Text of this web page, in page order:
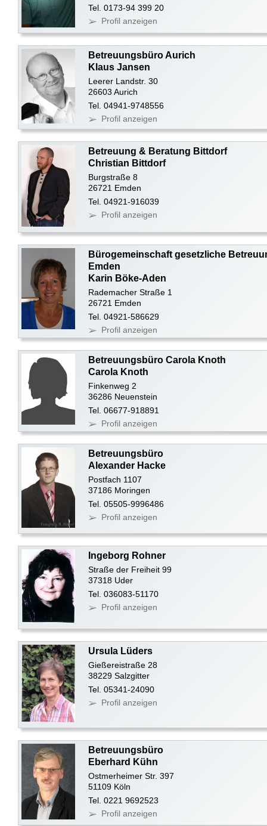
Tel. 0173-94 399 20
Profil anzeigen
Betreuungsbüro Aurich
Klaus Jansen
Leerer Landstr. 30
26603 Aurich
Tel. 04941-9748556
Profil anzeigen
Betreuung & Beratung Bittdorf
Christian Bittdorf
Burgstraße 8
26721 Emden
Tel. 04921-916039
Profil anzeigen
Bürogemeinschaft gesetzliche
Emden
Karin Böke-Aden
Rademacher Straße 1
26721 Emden
Tel. 04921-586629
Profil anzeigen
Betreuungsbüro Carola Knoth
Carola Knoth
Finkenweg 2
36286 Neuenstein
Tel. 06677-918891
Profil anzeigen
Betreuungsbüro
Alexander Hacke
Postfach 1107
37186 Moringen
Tel. 05505-9996486
Profil anzeigen
Ingeborg Rohner
Straße der Freiheit 99
37318 Uder
Tel. 036083-51170
Profil anzeigen
Ursula Lüders
Gießereistraße 28
38229 Salzgitter
Tel. 05341-24090
Profil anzeigen
Betreuungsbüro
Eberhard Kühn
Ostmerheimer Str. 397
51109 Köln
Tel. 0221 9692523
Profil anzeigen